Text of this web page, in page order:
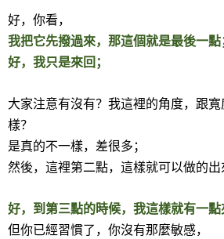
好，你看，
我把它先撥過來，那這個就是最後一點
好，我只是來回；
大家注意有沒有？我這裡的角度，跟
樣？
是真的不一樣，差很多；
然後，這裡第二點，這樣就可以做的出
好，到第三點的時候，我這樣就有一點
但你已經習慣了，你沒有那麼敏感，